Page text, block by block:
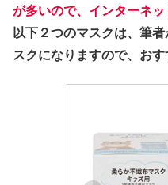
が多いので、インターネ
以下２つのマスクは、筆
スクになりますので、お